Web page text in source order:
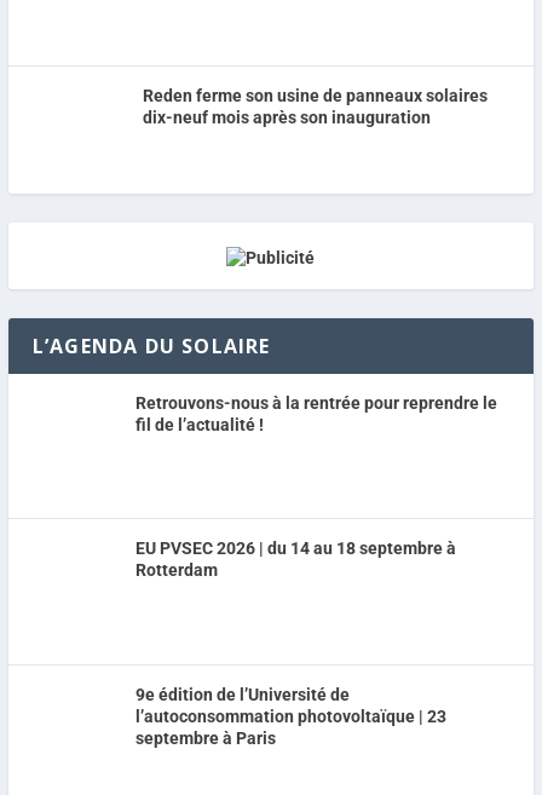
Reden ferme son usine de panneaux solaires
dix-neuf mois après son inauguration
L’AGENDA DU SOLAIRE
Retrouvons-nous à la rentrée pour reprendre le
fil de l’actualité !
EU PVSEC 2026 | du 14 au 18 septembre à
Rotterdam
9e édition de l’Université de
l’autoconsommation photovoltaïque | 23
septembre à Paris